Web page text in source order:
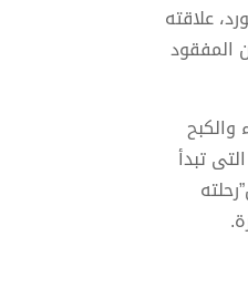
علاقته
المفقود
والكبح
تبدأ